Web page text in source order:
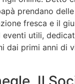
prendano
fresca e il
utili,
dai primi anni di